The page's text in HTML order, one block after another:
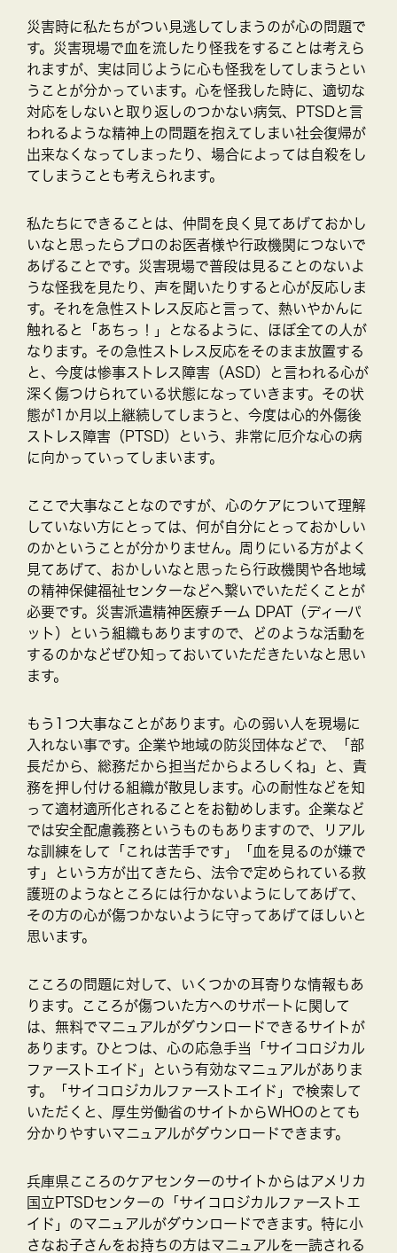
災害時に私たちがつい見逃してしまうのが心の問題で
す。災害現場で血を流したり怪我をすることは考えら
れますが、実は同じように心も怪我をしてしまうとい
うことが分かっています。心を怪我した時に、適切な
対応をしないと取り返しのつかない病気、PTSDと言
われるような精神上の問題を抱えてしまい社会復帰が
出来なくなってしまったり、場合によっては自殺をし
てしまうことも考えられます。
私たちにできることは、仲間を良く見てあげておかし
いなと思ったらプロのお医者様や行政機関につないで
あげることです。災害現場で普段は見ることのないよ
うな怪我を見たり、声を聞いたりすると心が反応しま
す。それを急性ストレス反応と言って、熱いやかんに
触れると「あちっ！」となるように、ほぼ全ての人が
なります。その急性ストレス反応をそのまま放置する
と、今度は惨事ストレス障害（ASD）と言われる心が
深く傷つけられている状態になっていきます。その状
態が1か月以上継続してしまうと、今度は心的外傷後
ストレス障害（PTSD）という、非常に厄介な心の病
に向かっていってしまいます。
ここで大事なことなのですが、心のケアについて理解
していない方にとっては、何が自分にとっておかしい
のかということが分かりません。周りにいる方がよく
見てあげて、おかしいなと思ったら行政機関や各地域
の精神保健福祉センターなどへ繋いでいただくことが
必要です。災害派遣精神医療チーム DPAT（ディーパ
ット）という組織もありますので、どのような活動を
するのかなどぜひ知っておいていただきたいなと思い
ます。
もう1つ大事なことがあります。心の弱い人を現場に
入れない事です。企業や地域の防災団体などで、「部
長だから、総務だから担当だからよろしくね」と、責
務を押し付ける組織が散見します。心の耐性などを知
って適材適所化されることをお勧めします。企業など
では安全配慮義務というものもありますので、リアル
な訓練をして「これは苦手です」「血を見るのが嫌で
す」という方が出てきたら、法令で定められている救
護班のようなところには行かないようにしてあげて、
その方の心が傷つかないように守ってあげてほしいと
思います。
こころの問題に対して、いくつかの耳寄りな情報もあ
ります。こころが傷ついた方へのサポートに関して
は、無料でマニュアルがダウンロードできるサイトが
あります。ひとつは、心の応急手当「サイコロジカル
ファーストエイド」という有効なマニュアルがありま
す。「サイコロジカルファーストエイド」で検索して
いただくと、厚生労働省のサイトからWHOのとても
分かりやすいマニュアルがダウンロードできます。
兵庫県こころのケアセンターのサイトからはアメリカ
国立PTSDセンターの「サイコロジカルファーストエ
イド」のマニュアルがダウンロードできます。特に小
さなお子さんをお持ちの方はマニュアルを一読される